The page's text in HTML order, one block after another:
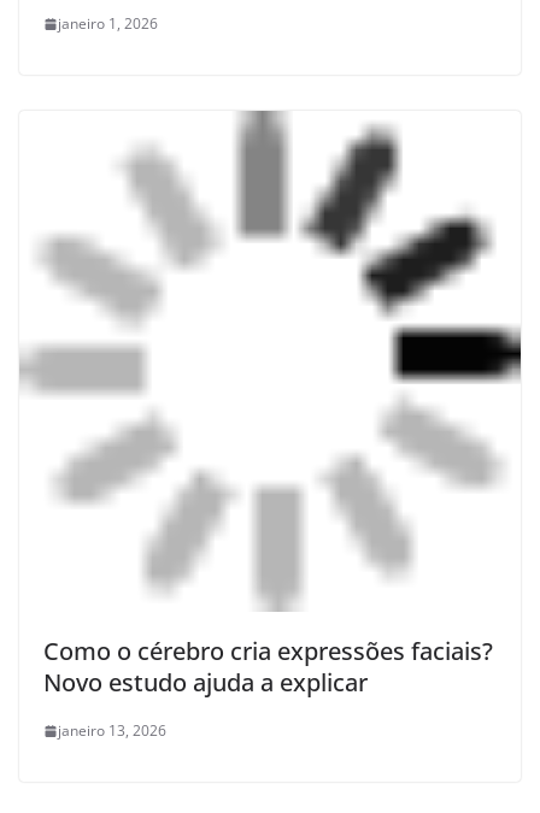
janeiro 1, 2026
Como o cérebro cria expressões faciais?
Novo estudo ajuda a explicar
janeiro 13, 2026